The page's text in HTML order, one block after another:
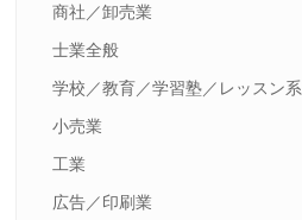
商社／卸売業
士業全般
学校／教育／学習塾／レッスン系
小売業
工業
広告／印刷業